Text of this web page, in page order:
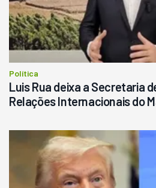
Política
Luis Rua deixa a Secretaria
Relações Internacionais do